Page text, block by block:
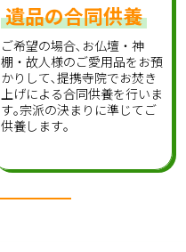
遺品の合同供養
ご希望の場合､お仏壇・神
棚・故人様のご愛用品をお預
かりして､提携寺院でお焚き
上げによる合同供養を行いま
す｡宗派の決まりに準じてご
供養します｡